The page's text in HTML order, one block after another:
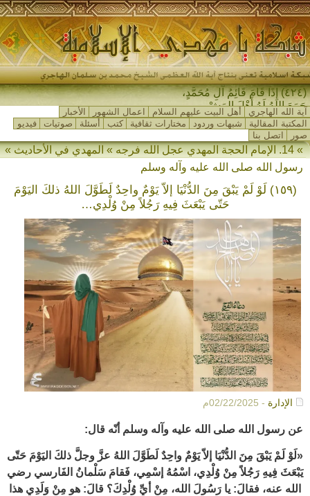
(٤٢٤) إِذَا قَامَ قَائِمُ آلِ مُحَمَّدٍ،
جَمَعَ اللهُ لَهُ أَهْلَ المَشْرِقِ-
آية الله الهاجري أهل البيت عليهم السلام اعمال الشهور
الأخبار
المكتبة المقالية
شبهات وردود مختارات ثقافية كتب أسئلة صوتيات
فيديو
صور
اتصل بنا
» 14. الإمام الحجة المهدي عجل الله فرجه » المهدي في الأحاديث »
رسول الله صلى الله عليه وآله وسلم
(١٥٩) لَوْ لَمْ يَبْقَ مِنَ الدُّنْيَا إلاّ يَوْمٌ واحِدٌ لَطَوَّلَ اللهُ ذلكَ اليَوْمَ
حَتّى يَبْعَثَ فِيهِ رَجُلاً مِنْ وُلْدِي…
الإدارة - 02/22/2025م
عن رسول الله صلى الله عليه وآله وسلم أنّه قال:
«لَوْ لَمْ يَبْقَ مِنَ الدُّنْيَا إلاّ يَوْمٌ واحِدٌ لَطَوَّلَ اللهُ عزَّ وجلَّ ذلكَ اليَوْمَ حَتّى
يَبْعَثَ فِيهِ رَجُلاً مِنْ وُلْدِي، اسْمُهُ إسْمِي، فَقامَ سَلْمانُ الفَارسي رضي
الله عنه، فقالَ: يا رَسُولَ الله، مِنْ أيِّ وُلْدِكَ؟ قالَ: هو مِنْ وَلَدِي هذا